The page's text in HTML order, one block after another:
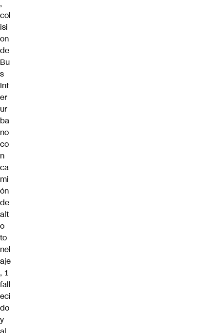
,
col
isi
on
de
Bu
s
Int
er
ur
ba
no
co
n
ca
mi
ón
de
alt
o
to
nel
aje
, 1
fall
eci
do
y